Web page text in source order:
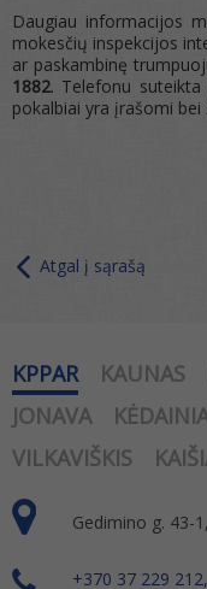
Daugiau informacijos
mokesčių inspekcijos
ar paskambinę
1882. Telefonu suteikta
pokalbiai yra įrašomi
Atgal į sąrašą
KPPAR KAUNAS
JONAVA
VILKAVIŠKIS
Gedimino g. 43-
+370 37 229